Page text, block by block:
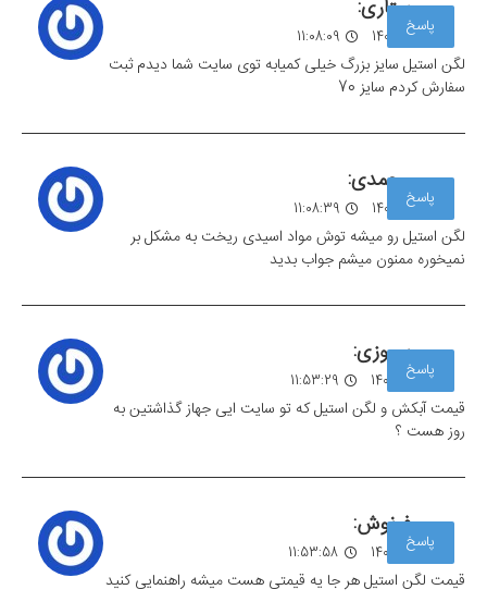
ستاری:
04 مهر 1403 11:08:09 پاسخ
لگن استیل سایز بزرگ خیلی کمیابه توی سایت شما دیدم ثبت
سفارش کردم سایز 70
محمدی:
04 مهر 1403 11:08:39 پاسخ
لگن استیل رو میشه توش مواد اسیدی ریخت به مشکل بر
نمیخوره ممنون میشم جواب بدید
پیروزی:
07 مهر 1403 11:53:29 پاسخ
قیمت آبکش و لگن استیل که تو سایت ایی جهاز گذاشتین به
روز هست ؟
فرنوش:
07 مهر 1403 11:53:58 پاسخ
قیمت لگن استیل هر جا یه قیمتی هست میشه راهنمایی کنید